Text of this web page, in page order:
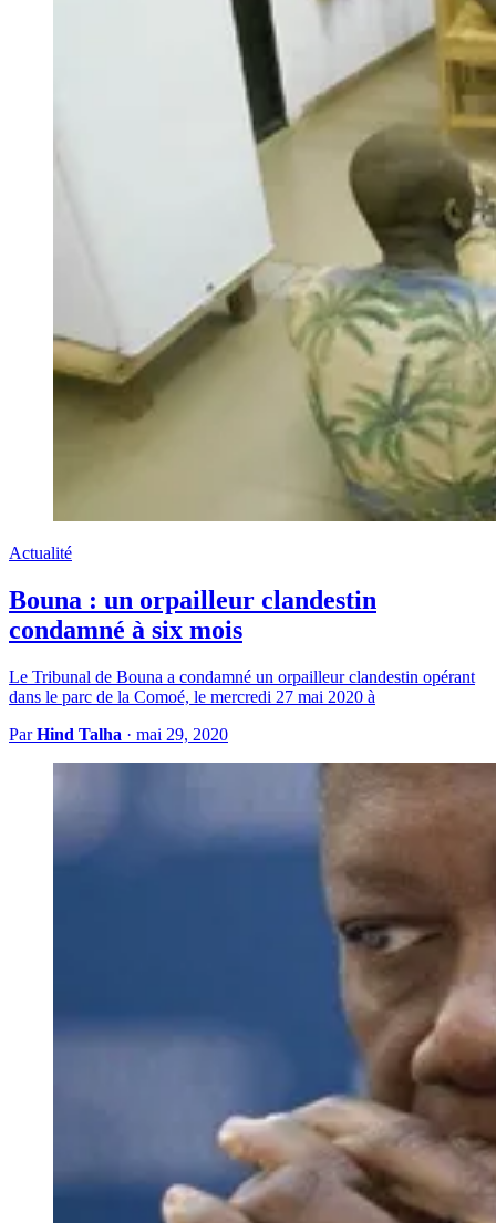
Actualité
Bouna : un orpailleur clandestin
condamné à six mois
Le Tribunal de Bouna a condamné un orpailleur clandestin opérant
dans le parc de la Comoé, le mercredi 27 mai 2020 à
ParHind Talha · mai 29, 2020